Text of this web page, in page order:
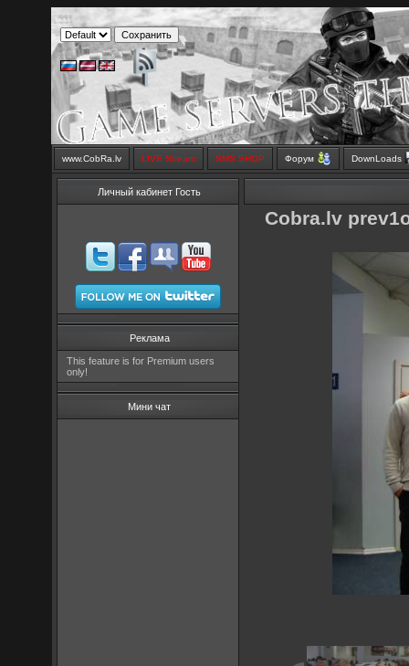
www.CobRa.lv LIVE Stream SMS SHOP Форум DownLoads
Личный кабинет Гость
Реклама
This feature is for Premium users
only!
Мини чат
Cobra.lv